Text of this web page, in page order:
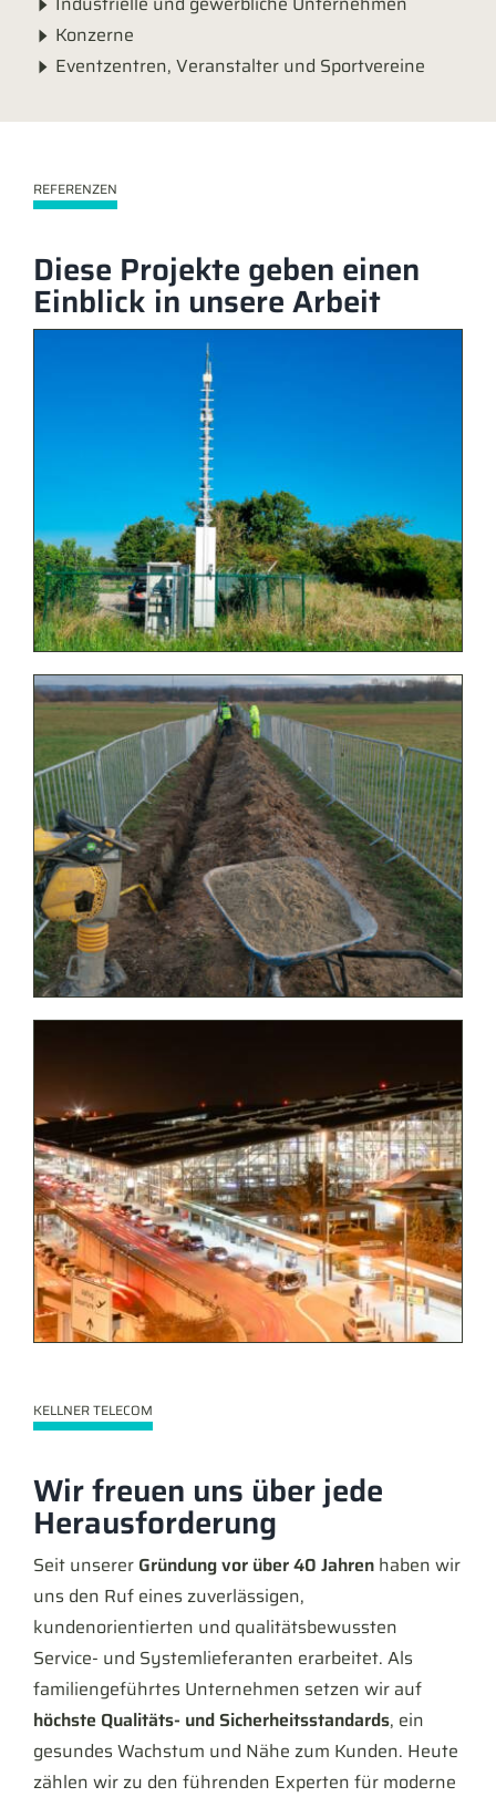
Konzerne
Eventzentren, Veranstalter und Sportvereine
REFERENZEN
Diese Projekte geben einen
Einblick in unsere Arbeit
KELLNER TELECOM
Wir freuen uns über jede
Herausforderung
Seit unserer Gründung vor über 40 Jahrenhaben wir
uns den Ruf eines zuverlässigen,
kundenorientierten und qualitätsbewussten
Service- und Systemlieferanten erarbeitet. Als
familiengeführtes Unternehmen setzen wir auf
höchste Qualitäts- und Sicherheitsstandards, ein
gesundes Wachstum und Nähe zum Kunden. Heute
zählen wir zu den führenden Experten für moderne